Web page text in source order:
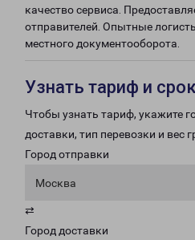
качество сервиса.
отправителей. Опытные
местного документооборота.
Узнать тариф и
Чтобы узнать тариф, укажите
доставки, тип перевозки и вес
Город отправки
Москва
⇄
Город доставки